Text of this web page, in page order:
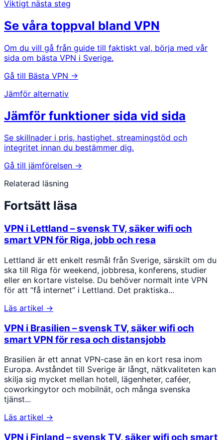
Viktigt nästa steg
Se våra toppval bland VPN
Om du vill gå från guide till faktiskt val, börja med vår
sida om bästa VPN i Sverige.
Gå till Bästa VPN →
Jämför alternativ
Jämför funktioner sida vid sida
Se skillnader i pris, hastighet, streamingstöd och
integritet innan du bestämmer dig.
Gå till jämförelsen →
Relaterad läsning
Fortsätt läsa
VPN i Lettland – svensk TV, säker wifi och
smart VPN för Riga, jobb och resa
Lettland är ett enkelt resmål från Sverige, särskilt om du
ska till Riga för weekend, jobbresa, konferens, studier
eller en kortare vistelse. Du behöver normalt inte VPN
för att “få internet” i Lettland. Det praktiska...
Läs artikel →
VPN i Brasilien – svensk TV, säker wifi och
smart VPN för resa och distansjobb
Brasilien är ett annat VPN-case än en kort resa inom
Europa. Avståndet till Sverige är långt, nätkvaliteten kan
skilja sig mycket mellan hotell, lägenheter, caféer,
coworkingytor och mobilnät, och många svenska
tjänst...
Läs artikel →
VPN i Finland – svensk TV, säker wifi och smart